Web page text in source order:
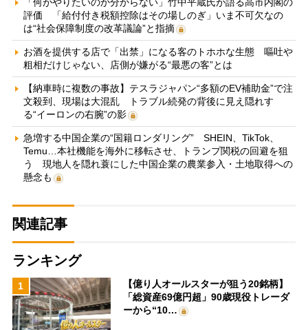
評価 「給付付き税額控除はその場しのぎ」いま不可欠なの
は“社会保障制度の改革議論”と指摘
お酒を提供する店で「出禁」になる客のトホホな生態 嘔吐や
粗相だけじゃない、店側が嫌がる“最悪の客”とは
【納車時に複数の事故】テスラジャパン“多額のEV補助金”で注
文殺到、現場は大混乱 トラブル続発の背後に見え隠れす
る“イーロンの右腕”の影
急増する中国企業の“国籍ロンダリング” SHEIN、TikTok、
Temu…本社機能を海外に移転させ、トランプ関税の回避を狙
う 現地人を隠れ蓑にした中国企業の農業参入・土地取得への
懸念も
関連記事
ランキング
1
【億り人オールスターが狙う20銘柄】
「総資産69億円超」90歳現役トレーダ
ーから“10…